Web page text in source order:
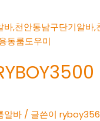
알바 / 글쓴이